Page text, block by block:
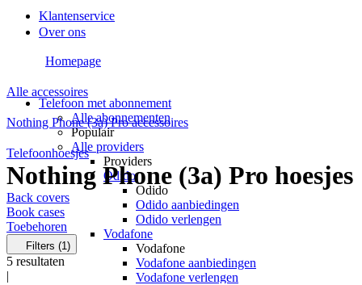
Klantenservice
Over ons
Telefoon met abonnement
Alle abonnementen
Populair
Alle providers
Providers
Odido
Odido
Odido aanbiedingen
Odido verlengen
Vodafone
Vodafone
Vodafone aanbiedingen
Vodafone verlengen
Homepage
Alle accessoires
Nothing Phone (3a) Pro accessoires
Telefoonhoesjes
Nothing Phone (3a) Pro hoesjes
Back covers
Book cases
Toebehoren
Filters (1)
5 resultaten
|